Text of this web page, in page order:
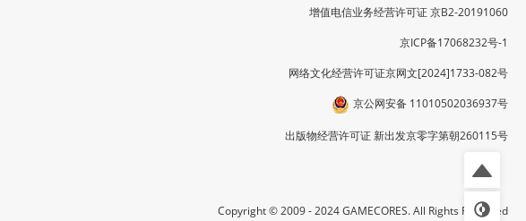
增值电信业务经营许可证 京B2-20191060
京ICP备17068232号-1
网络文化经营许可证京网文[2024]1733-082号
京公网安备 11010502036937号
出版物经营许可证 新出发京零字第朝260115号
Copyright © 2009 - 2024 GAMECORES. All Rights Reserved